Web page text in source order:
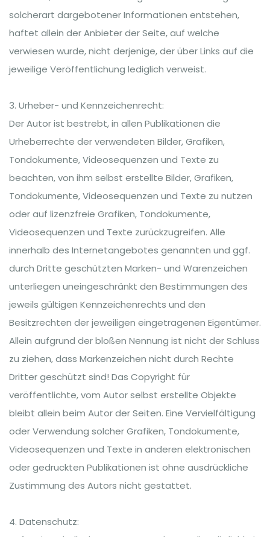
solcherart dargebotener Informationen entstehen,
haftet allein der Anbieter der Seite, auf welche
verwiesen wurde, nicht derjenige, der über Links auf die
jeweilige Veröffentlichung lediglich verweist.
3. Urheber- und Kennzeichenrecht:
Der Autor ist bestrebt, in allen Publikationen die
Urheberrechte der verwendeten Bilder, Grafiken,
Tondokumente, Videosequenzen und Texte zu
beachten, von ihm selbst erstellte Bilder, Grafiken,
Tondokumente, Videosequenzen und Texte zu nutzen
oder auf lizenzfreie Grafiken, Tondokumente,
Videosequenzen und Texte zurückzugreifen. Alle
innerhalb des Internetangebotes genannten und ggf.
durch Dritte geschützten Marken- und Warenzeichen
unterliegen uneingeschränkt den Bestimmungen des
jeweils gültigen Kennzeichenrechts und den
Besitzrechten der jeweiligen eingetragenen Eigentümer.
Allein aufgrund der bloßen Nennung ist nicht der Schluss
zu ziehen, dass Markenzeichen nicht durch Rechte
Dritter geschützt sind! Das Copyright für
veröffentlichte, vom Autor selbst erstellte Objekte
bleibt allein beim Autor der Seiten. Eine Vervielfältigung
oder Verwendung solcher Grafiken, Tondokumente,
Videosequenzen und Texte in anderen elektronischen
oder gedruckten Publikationen ist ohne ausdrückliche
Zustimmung des Autors nicht gestattet.
4. Datenschutz: